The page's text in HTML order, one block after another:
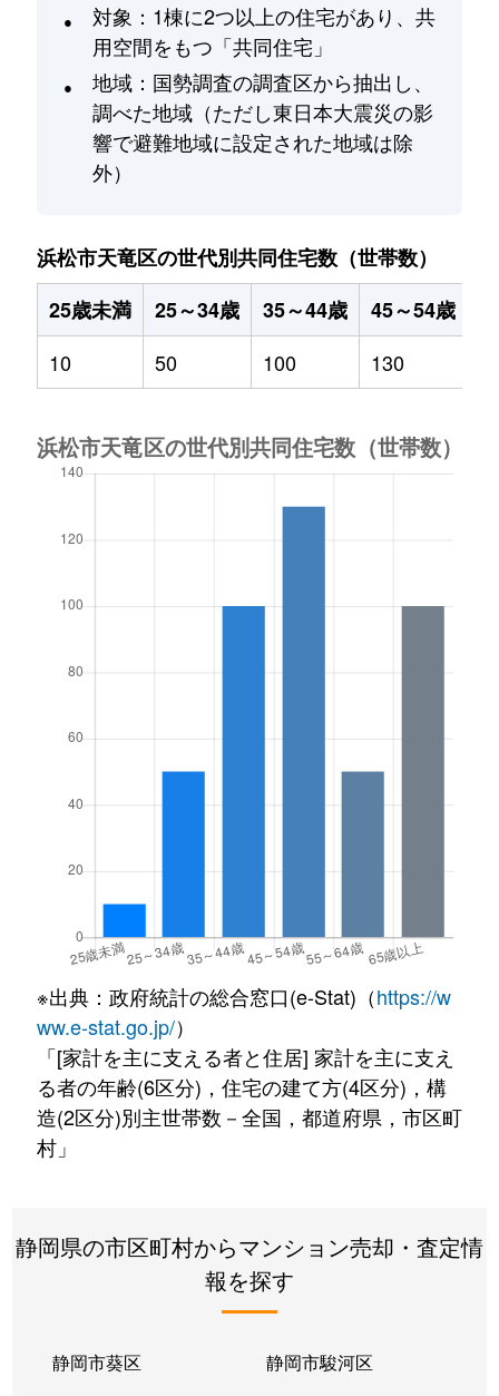
対象：1棟に2つ以上の住宅があり、共
用空間をもつ「共同住宅」
地域：国勢調査の調査区から抽出し、
調べた地域（ただし東日本大震災の影
響で避難地域に設定された地域は除
外）
浜松市天竜区の世代別共同住宅数（世帯数）
25歳未満
25～34歳 35～44歳 45～54歳
10
50 100 130
※出典：政府統計の総合窓口(e-Stat)（https://w
ww.e-stat.go.jp/）
「[家計を主に支える者と住居] 家計を主に支え
る者の年齢(6区分)，住宅の建て方(4区分)，構
造(2区分)別主世帯数－全国，都道府県，市区町
村」
静岡県の市区町村からマンション売却・査定情
報を探す
静岡市葵区 静岡市駿河区